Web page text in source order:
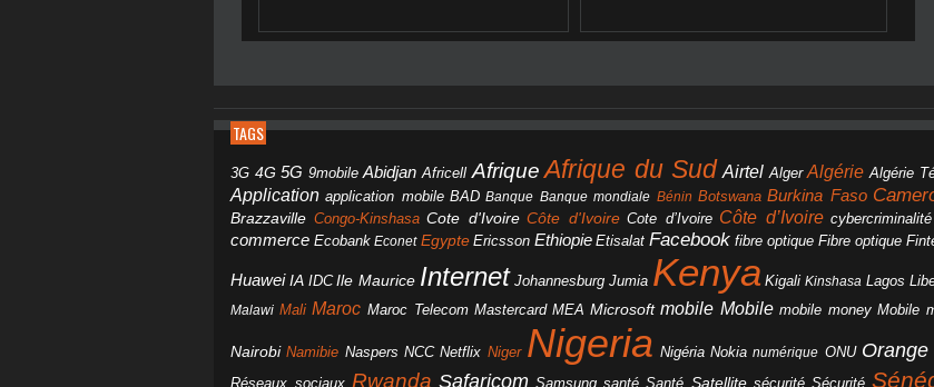
TAGS
3G 4G 5G 9mobile Abidjan Africell Afrique Afrique du Sud Airtel Alger Algérie Algérie
Application application mobile BAD Banque Banque mondiale Bénin Botswana Burkina Faso
Brazzaville Congo-Kinshasa Cote d'Ivoire Côte d'Ivoire Cote d’Ivoire Côte d’Ivoire cybercriminalité
commerce Ecobank Econet Egypte Ericsson Ethiopie Etisalat Facebook fibre optique Fibre optique
Huawei IA IDC Ile Maurice Internet Johannesburg Jumia Kenya Kigali Kinshasa Lagos
Malawi Mali Maroc Maroc Telecom Mastercard MEA Microsoft mobile Mobile mobile money Mobile
Nairobi Namibie Naspers NCC Netflix Niger Nigeria Nigéria Nokia numérique ONU Orange
Réseaux sociaux Rwanda Safaricom Samsung santé Santé Satellite sécurité Sécurité